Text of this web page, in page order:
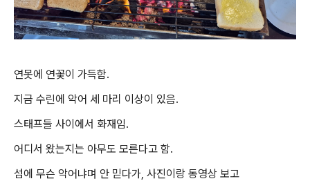
연못에 연꽃이 가득함.
지금 수린에 악어 세 마리 이상이 있음.
스태프들 사이에서 화재임.
어디서 왔는지는 아무도 모른다고 함.
섬에 무슨 악어냐며 안 믿다가, 사진이랑 동영상 보고